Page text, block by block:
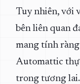
Tuy nhiên, với
bên liên quan
mang tính
Automattic
trong tương lai.